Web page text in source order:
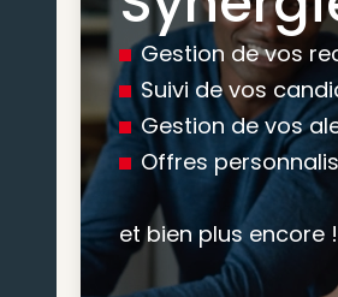
Nous vous
votre recherche,
mesure pour
atteindre vos
Gestion de vos
Suivi de vos
Gestion de vos
Offres
et bien plus encore !